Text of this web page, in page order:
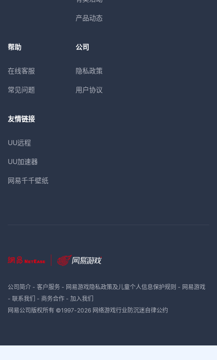
产品动态
帮助
在线客服
常见问题
公司
隐私政策
用户协议
友情链接
UU远程
UU加速器
网易千千壁纸
公司简介- 客户服务- 网易游戏隐私政策及儿童个人信息保护规则 - 网易游戏
- 联系我们 - 商务合作- 加入我们
网易公司版权所有 ©1997-2026 网络游戏行业防沉迷自律公约